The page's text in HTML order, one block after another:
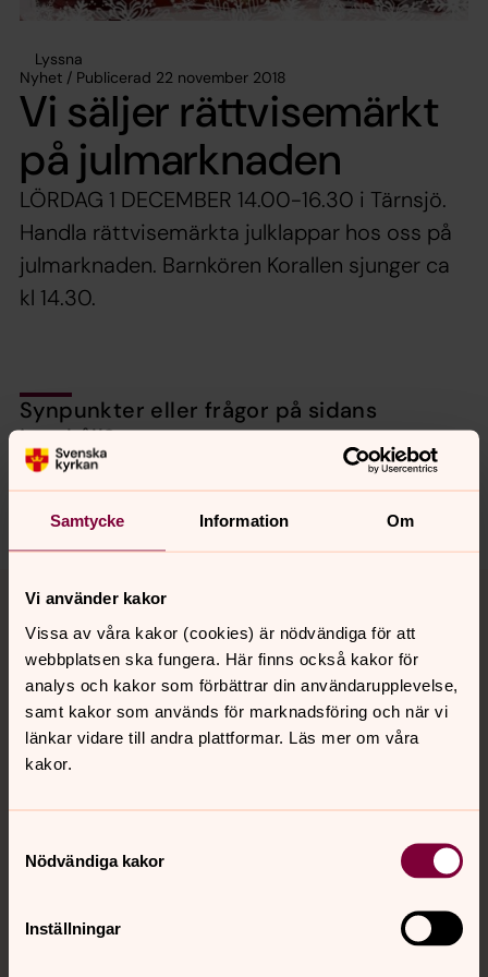
Samtycke Information Om
Vi använder kakor
Vissa av våra kakor (cookies) är nödvändiga för att
webbplatsen ska fungera. Här finns också kakor för
analys och kakor som förbättrar din användarupplevelse,
samt kakor som används för marknadsföring och när vi
länkar vidare till andra plattformar. Läs mer om våra
kakor.
Nödvändiga kakor
Inställningar
Lyssna
Nyhet / Publicerad 22 november 2018
Vi säljer rättvisemärkt
på julmarknaden
LÖRDAG 1 DECEMBER 14.00-16.30 i Tärnsjö.
Handla rättvisemärkta julklappar hos oss på
julmarknaden. Barnkören Korallen sjunger ca
kl 14.30.
Synpunkter eller frågor på sidans
innehåll?
nora.tarnsjo.forsamling@svenskakyrkan.se
Kontakt
Kalender
Hitta snabbt
Sociala kanaler